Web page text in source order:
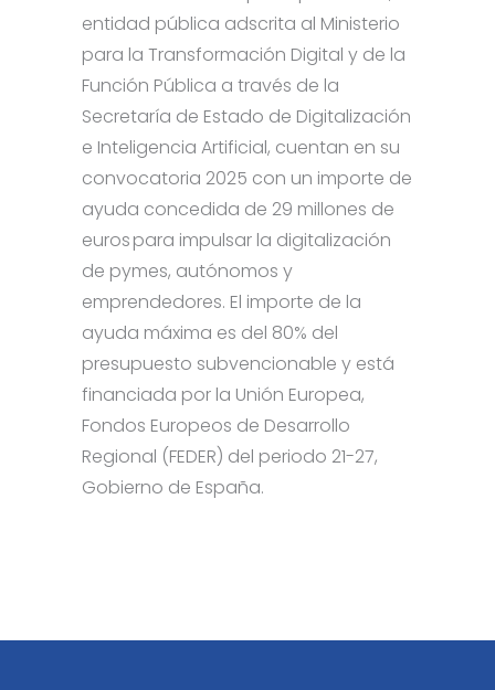
entidad pública adscrita al Ministerio
para la Transformación Digital y de la
Función Pública a través de la
Secretaría de Estado de Digitalización
e Inteligencia Artificial, cuentan en su
convocatoria 2025 con un importe de
ayuda concedida de 29 millones de
euros para impulsar la digitalización
de pymes, autónomos y
emprendedores. El importe de la
ayuda máxima es del 80% del
presupuesto subvencionable y está
financiada por la Unión Europea,
Fondos Europeos de Desarrollo
Regional (FEDER) del periodo 21-27,
Gobierno de España.